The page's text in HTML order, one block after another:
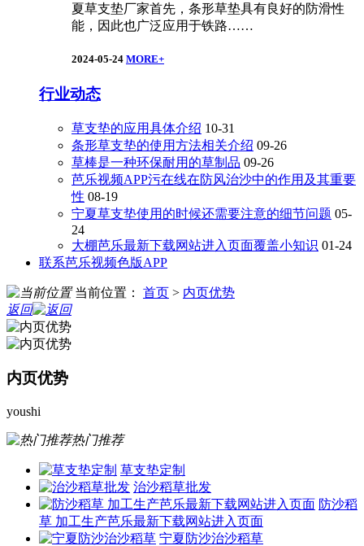
夏草支垫厂家首先，条形草垫具有良好的防滑性
能，因此也广泛应用于铁路……
2024-05-24 MORE+
行业动态
草支垫的应用具体介绍 10-31
条形草支垫的使用方法相关介绍 09-26
草棒是一种环保耐用的草制品 09-26
芭乐视频APP污在线在防风治沙中的作用及其重要
性 08-19
宁夏草支垫使用的时候还需要注意的细节问题 05-
24
大棚芭乐最新下载网站进入页面覆盖小知识 01-24
联系芭乐视频色版APP
当前位置： 首页 > 内页优势
返回
内页优势
youshi
热门推荐
草支垫定制
治沙稻草批发
防沙稻
草 加工生产芭乐最新下载网站进入页面
宁夏防沙治沙稻草